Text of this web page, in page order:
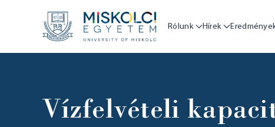
Rólunk Hírek
Vízfelvételi